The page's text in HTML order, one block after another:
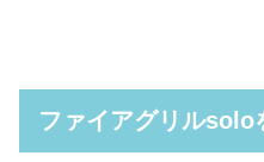
ファイアグリルsolo